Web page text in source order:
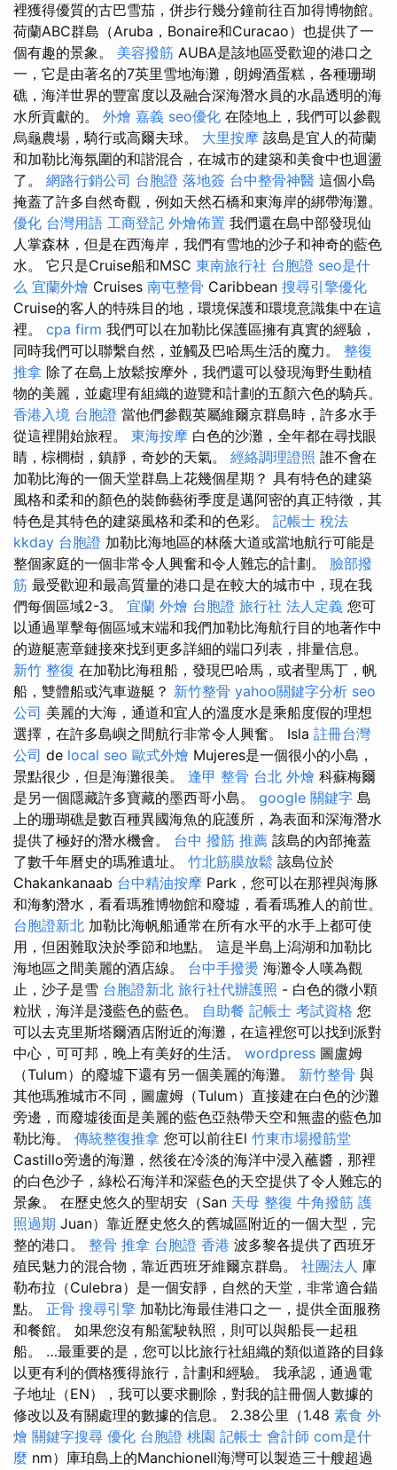
裡獲得優質的古巴雪茄，併步行幾分鐘前往百加得博物館。
荷蘭ABC群島（Aruba，Bonaire和Curacao）也提供了一
個有趣的景象。 美容撥筋 AUBA是該地區受歡迎的港口之
一，它是由著名的7英里雪地海灘，朗姆酒蛋糕，各種珊瑚
礁，海洋世界的豐富度以及融合深海潛水員的水晶透明的海
水所貢獻的。 外燴 嘉義 seo優化 在陸地上，我們可以參觀
烏龜農場，騎行或高爾夫球。 大里按摩 該島是宜人的荷蘭
和加勒比海氛圍的和諧混合，在城市的建築和美食中也迴盪
了。 網路行銷公司 台胞證 落地簽 台中整骨神醫 這個小島
掩蓋了許多自然奇觀，例如天然石橋和東海岸的綁帶海灘。
優化 台灣用語 工商登記 外燴佈置 我們還在島中部發現仙
人掌森林，但是在西海岸，我們有雪地的沙子和神奇的藍色
水。 它只是Cruise船和MSC 東南旅行社 台胞證 seo是什
么 宜蘭外燴 Cruises 南屯整骨 Caribbean 搜尋引擎優化
Cruise的客人的特殊目的地，環境保護和環境意識集中在這
裡。 cpa firm 我們可以在加勒比保護區擁有真實的經驗，
同時我們可以聯繫自然，並觸及巴哈馬生活的魔力。 整復
推拿 除了在島上放鬆按摩外，我們還可以發現海野生動植
物的美麗，並處理有組織的遊覽和計劃的五顏六色的騎兵。
香港入境 台胞證 當他們參觀英屬維爾京群島時，許多水手
從這裡開始旅程。 東海按摩 白色的沙灘，全年都在尋找眼
睛，棕櫚樹，鎮靜，奇妙的天氣。 經絡調理證照 誰不會在
加勒比海的一個天堂群島上花幾個星期？ 具有特色的建築
風格和柔和的顏色的裝飾藝術季度是邁阿密的真正特徵，其
特色是其特色的建築風格和柔和的色彩。 記帳士 稅法
kkday 台胞證 加勒比海地區的林蔭大道或當地航行可能是
整個家庭的一個非常令人興奮和令人難忘的計劃。 臉部撥
筋 最受歡迎和最高質量的港口是在較大的城市中，現在我
們每個區域2-3。 宜蘭 外燴 台胞證 旅行社 法人定義 您可
以通過單擊每個區域末端和我們加勒比海航行目的地著作中
的遊艇憲章鏈接來找到更多詳細的端口列表，排量信息。
新竹 整復 在加勒比海租船，發現巴哈馬，或者聖馬丁，帆
船，雙體船或汽車遊艇？ 新竹整骨 yahoo關鍵字分析 seo
公司 美麗的大海，通道和宜人的溫度水是乘船度假的理想
選擇，在許多島嶼之間航行非常令人興奮。 Isla 註冊台灣
公司 de local seo 歐式外燴 Mujeres是一個很小的小島，
景點很少，但是海灘很美。 逢甲 整骨 台北 外燴 科蘇梅爾
是另一個隱藏許多寶藏的墨西哥小島。 google 關鍵字 島
上的珊瑚礁是數百種異國海魚的庇護所，為表面和深海潛水
提供了極好的潛水機會。 台中 撥筋 推薦 該島的內部掩蓋
了數千年曆史的瑪雅遺址。 竹北筋膜放鬆 該島位於
Chakankanaab 台中精油按摩 Park，您可以在那裡與海豚
和海豹潛水，看看瑪雅博物館和廢墟，看看瑪雅人的前世。
台胞證新北 加勒比海帆船通常在所有水平的水手上都可使
用，但困難取決於季節和地點。 這是半島上潟湖和加勒比
海地區之間美麗的酒店線。 台中手撥燙 海灘令人嘆為觀
止，沙子是雪 台胞證新北 旅行社代辦護照 - 白色的微小顆
粒狀，海洋是淺藍色的藍色。 自助餐 記帳士 考試資格 您
可以去克里斯塔爾酒店附近的海灘，在這裡您可以找到派對
中心，可可邦，晚上有美好的生活。 wordpress 圖盧姆
（Tulum）的廢墟下還有另一個美麗的海灘。 新竹整骨 與
其他瑪雅城市不同，圖盧姆（Tulum）直接建在白色的沙灘
旁邊，而廢墟後面是美麗的藍色亞熱帶天空和無盡的藍色加
勒比海。 傳統整復推拿 您可以前往El 竹東市場撥筋堂
Castillo旁邊的海灘，然後在冷淡的海洋中浸入蘸醬，那裡
的白色沙子，綠松石海洋和深藍色的天空提供了令人難忘的
景象。 在歷史悠久的聖胡安（San 天母 整復 牛角撥筋 護
照過期 Juan）靠近歷史悠久的舊城區附近的一個大型，完
整的港口。 整骨 推拿 台胞證 香港 波多黎各提供了西班牙
殖民魅力的混合物，靠近西班牙維爾京群島。 社團法人 庫
勒布拉（Culebra）是一個安靜，自然的天堂，非常適合錨
點。 正骨 搜尋引擎 加勒比海最佳港口之一，提供全面服務
和餐館。 如果您沒有船駕駛執照，則可以與船長一起租
船。 …最重要的是，您可以比旅行社組織的類似道路的目錄
以更有利的價格獲得旅行，計劃和經驗。 我承認，通過電
子地址（EN），我可以要求刪除，對我的註冊個人數據的
修改以及有關處理的數據的信息。 2.38公里（1.48 素食 外
燴 關鍵字搜尋 優化 台胞證 桃園 記帳士 會計師 com是什
麼 nm）庫珀島上的Manchionell海灣可以製造三十艘超過